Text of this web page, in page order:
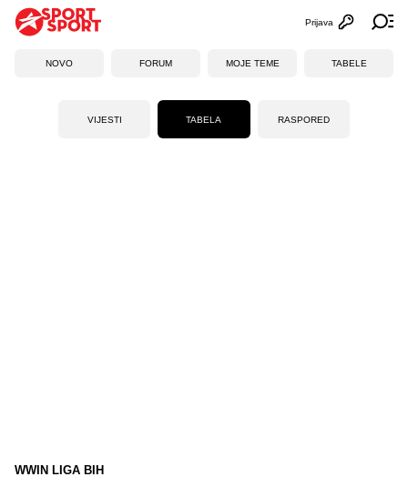
Otvori
Prijava
NOVO FORUM MOJE TEME TABELE
VIJESTI TABELA RASPORED
WWIN LIGA BIH